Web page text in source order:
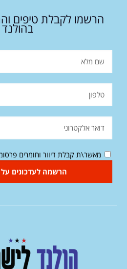
הרשמו לקבלת טיפים
בהולנד
מאשר\ת קבלת דיוור וחומרים
הרשמה לעדכונים על